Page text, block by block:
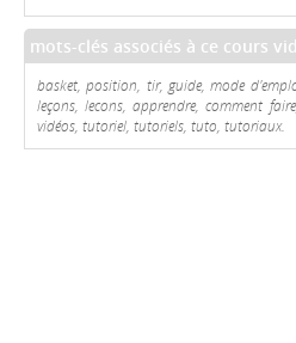
mots-clés associés à ce cours
basket, position, tir, guide, mode
leçons, lecons, apprendre, comment
vidéos, tutoriel, tutoriels, tuto, tutoriaux.